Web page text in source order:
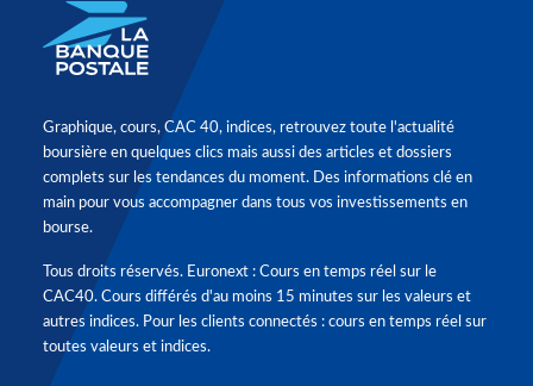
Graphique, cours, CAC 40, indices, retrouvez toute l'actualité
boursière en quelques clics mais aussi des articles et dossiers
complets sur les tendances du moment. Des informations clé en
main pour vous accompagner dans tous vos investissements en
bourse.
Tous droits réservés. Euronext : Cours en temps réel sur le
CAC40. Cours différés d'au moins 15 minutes sur les valeurs et
autres indices. Pour les clients connectés : cours en temps réel sur
toutes valeurs et indices.